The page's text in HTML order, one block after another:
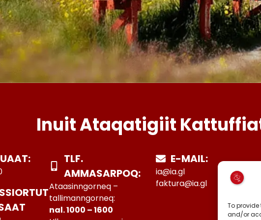
To provide
and/or
Inuit Ataqatigiit
TLF.
AMMASARPOQ:
Ataasinngorneq –
tallimanngorneq:
nal. 1000 – 1600
E-MAIL:
ia@ia.gl
faktura@ia.gl